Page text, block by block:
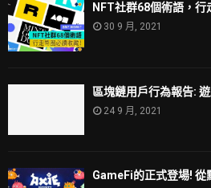
NFT社群68個術語，行
30 9 月, 2021
區塊鏈用戶行為報告:
24 9 月, 2021
GameFi的正式登場!